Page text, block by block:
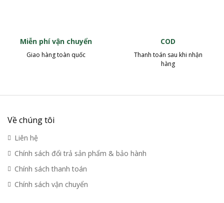
Miễn phí vận chuyển
Giao hàng toàn quốc
COD
Thanh toán sau khi nhận
hàng
Về chúng tôi
Liên hệ
Chính sách đổi trả sản phẩm & bảo hành
Chính sách thanh toán
Chính sách vận chuyển